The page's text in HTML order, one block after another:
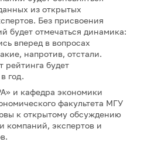
из открытых
Без присвоения
будет отмечаться динамика:
вперед в вопросах
напротив, отстали.
рейтинга будет
год.
и кафедра экономики
факультета МГУ
к открытому обсуждению
компаний, экспертов и